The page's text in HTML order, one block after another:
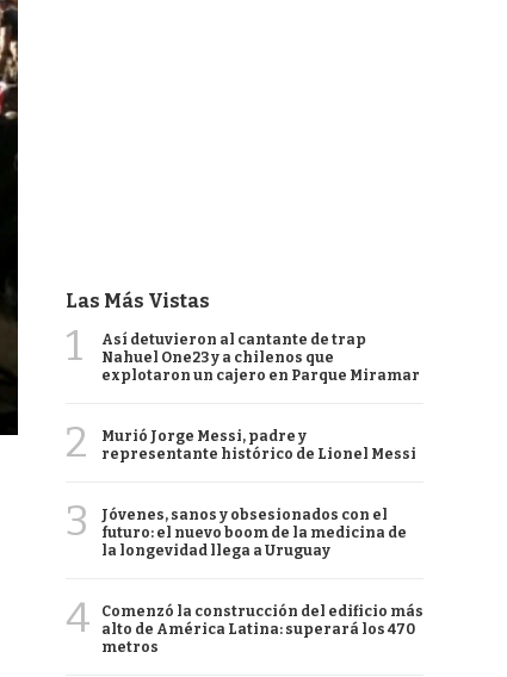
Las Más Vistas
1
Así detuvieron al cantante de trap
Nahuel One23 y a chilenos que
explotaron un cajero en Parque Miramar
2
Murió Jorge Messi, padre y
representante histórico de Lionel Messi
3
Jóvenes, sanos y obsesionados con el
futuro: el nuevo boom de la medicina de
la longevidad llega a Uruguay
4
Comenzó la construcción del edificio más
alto de América Latina: superará los 470
metros